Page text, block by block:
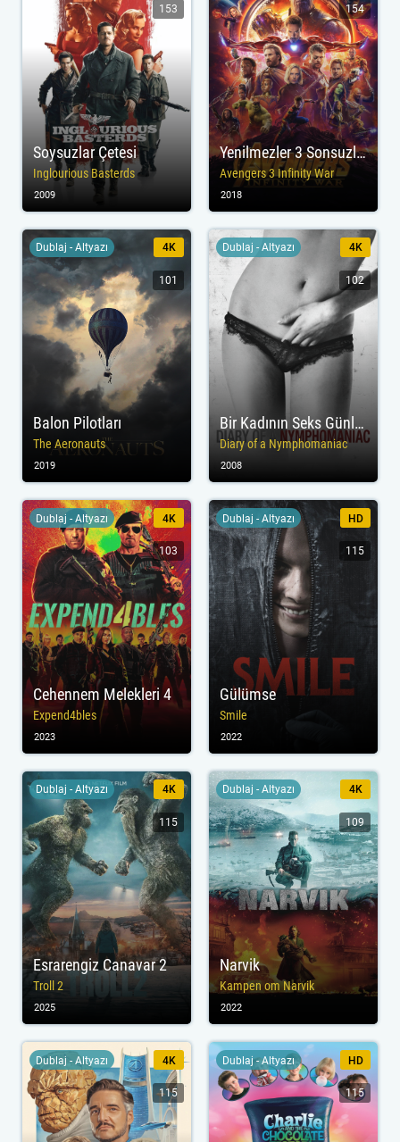
Soysuzlar Çetesi
Inglourious Basterds
153
2009
Yenilmezler 3 Sonsuzluk Savaşı
Avengers 3 Infinity War
154
2018
Balon Pilotları
The Aeronauts
Dublaj - Altyazı 4K
101
2019
Bir Kadının Seks Günlüğü
Diary of a Nymphomaniac
Dublaj - Altyazı 4K
102
2008
Cehennem Melekleri 4
Expend4bles
Dublaj - Altyazı 4K
103
2023
Gülümse
Smile
Dublaj - Altyazı HD
115
2022
Esrarengiz Canavar 2
Troll 2
Dublaj - Altyazı 4K
115
2025
Narvik
Kampen om Narvik
Dublaj - Altyazı 4K
109
2022
Dublaj - Altyazı 4K
115
Dublaj - Altyazı HD
115